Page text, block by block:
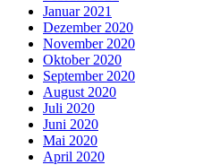
Januar 2021
Dezember 2020
November 2020
Oktober 2020
September 2020
August 2020
Juli 2020
Juni 2020
Mai 2020
April 2020